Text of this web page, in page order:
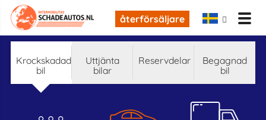
återförsäljare
krockskadad
bil
Uttjänta
bilar
reservdelar
begagnad
bil